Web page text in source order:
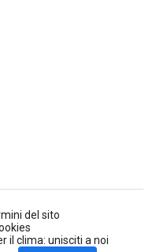
del sito
il clima: unisciti a noi